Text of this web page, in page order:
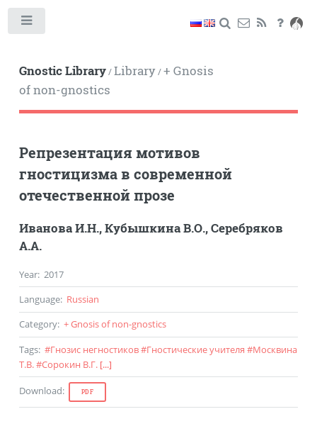
Gnostic Library/Library/+ Gnosis
of non-gnostics
Репрезентация мотивов
гностицизма в современной
отечественной прозе
Иванова И.Н.,Кубышкина В.О.,Серебряков
А.А.
Year: 2017
Language: Russian
Category: + Gnosis of non-gnostics
Tags: #Гнозис негностиков#Гностические учителя #Москвина
Т.В.#Сорокин В.Г. [...]
Download: PDF